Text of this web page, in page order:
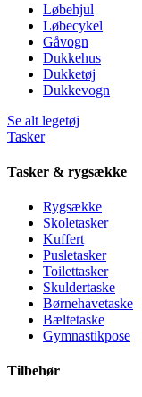
Løbehjul
Løbecykel
Gåvogn
Dukkehus
Dukketøj
Dukkevogn
Se alt legetøj
Tasker
Tasker & rygsække
Rygsække
Skoletasker
Kuffert
Pusletasker
Toilettasker
Skuldertaske
Børnehavetaske
Bæltetaske
Gymnastikpose
Tilbehør